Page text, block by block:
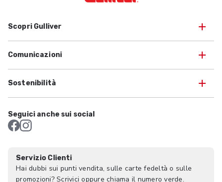
Scopri Gulliver
Comunicazioni
Sostenibilità
Seguici anche sui social
Servizio Clienti
Hai dubbi sui punti vendita, sulle carte fedeltà o sulle
promozioni? Scrivici oppure chiama il numero verde.